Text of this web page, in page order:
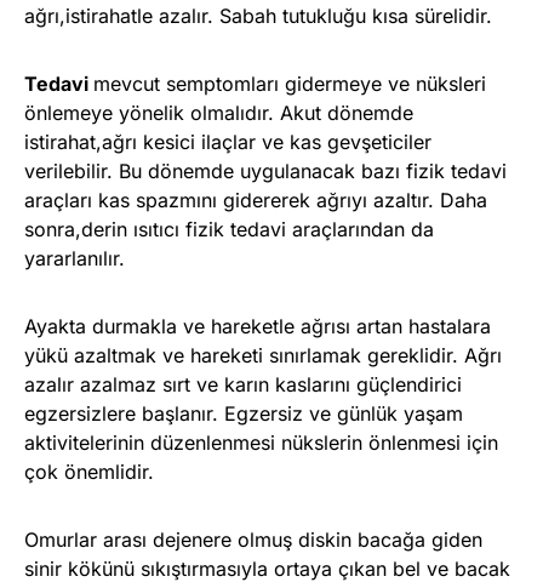
ağrı,istirahatle azalır. Sabah tutukluğu kısa sürelidir.
Tedavi mevcut semptomları gidermeye ve nüksleri
önlemeye yönelik olmalıdır. Akut dönemde
istirahat,ağrı kesici ilaçlar ve kas gevşeticiler
verilebilir. Bu dönemde uygulanacak bazı fizik tedavi
araçları kas spazmını gidererek ağrıyı azaltır. Daha
sonra,derin ısıtıcı fizik tedavi araçlarından da
yararlanılır.
Ayakta durmakla ve hareketle ağrısı artan hastalara
yükü azaltmak ve hareketi sınırlamak gereklidir. Ağrı
azalır azalmaz sırt ve karın kaslarını güçlendirici
egzersizlere başlanır. Egzersiz ve günlük yaşam
aktivitelerinin düzenlenmesi nükslerin önlenmesi için
çok önemlidir.
Omurlar arası dejenere olmuş diskin bacağa giden
sinir kökünü sıkıştırmasıyla ortaya çıkan bel ve bacak